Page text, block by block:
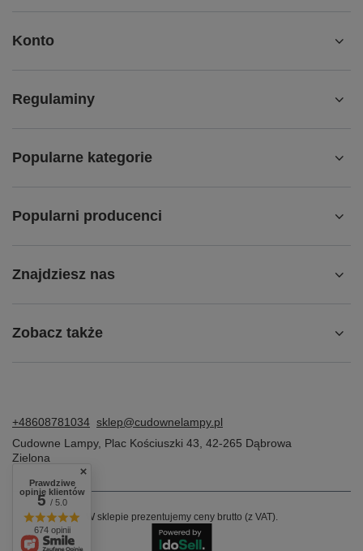
Konto
Regulaminy
Popularne kategorie
Popularni producenci
Znajdziesz nas
Zobacz także
+48608781034 sklep@cudownelampy.pl
Cudowne Lampy, Plac Kościuszki 43 42-265 Dąbrowa
Zielona
W sklepie prezentujemy ceny brutto (z VAT).
Prawdziwe
opinie klientów
5/ 5.0
674 opinii